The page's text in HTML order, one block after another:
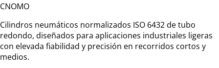
CNOMO
Cilindros neumáticos normalizados ISO 6432 de tubo
redondo, diseñados para aplicaciones industriales ligeras
con elevada fiabilidad y precisión en recorridos cortos y
medios.